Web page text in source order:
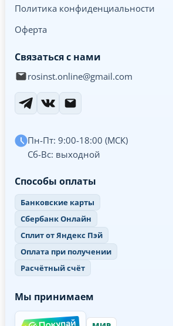
Политика конфиденциальности
Оферта
Связаться с нами
rosinst.online@gmail.com
Пн-Пт: 9:00-18:00 (МСК)
Сб-Вс: выходной
Способы оплаты
Банковские карты
Сбербанк Онлайн
Сплит от Яндекс Пэй
Оплата при получении
Расчётный счёт
Мы принимаем